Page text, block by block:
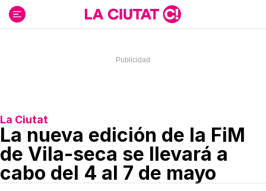
contenido
La Ciutat
La nueva edición de la FiM
de Vila-seca se llevará a
cabo del 4 al 7 de mayo